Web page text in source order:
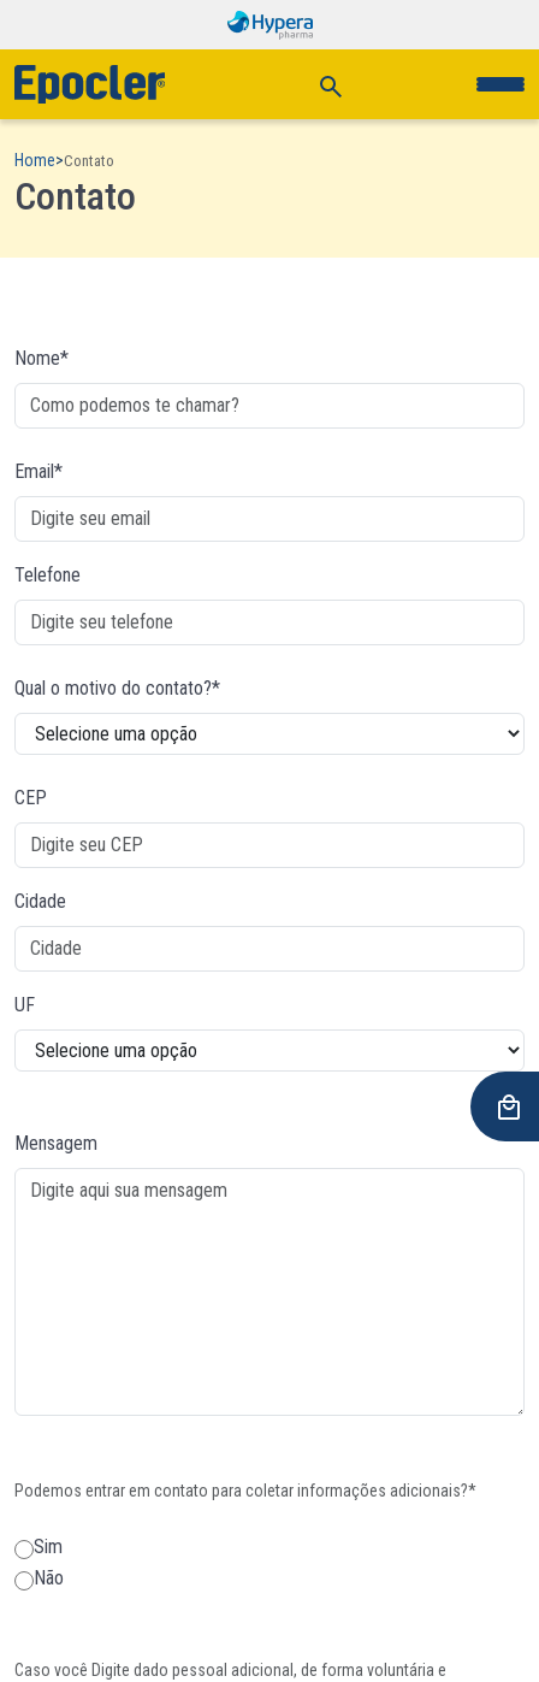
Home>Contato
Contato
Nome*
Email*
Telefone
Qual o motivo do contato?*
CEP
Cidade
UF
Mensagem
Podemos entrar em contato para coletar informações adicionais?*
Sim
Não
Caso você Digite dado pessoal adicional, de forma voluntária e